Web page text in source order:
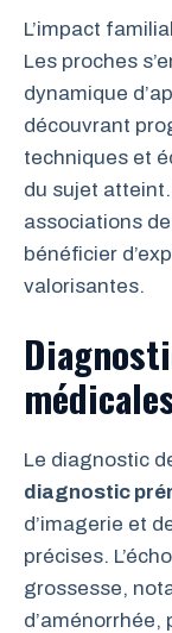
L’impact
Les proches
dynamique
découvrant
techniques et
du sujet
associations
bénéficier
valorisantes.
Le diagnostic
diagnostic
d’imagerie et
précises.
grossesse,